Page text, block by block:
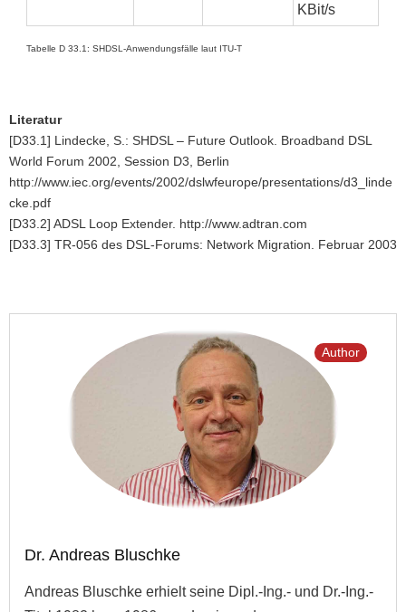
KBit/s
Tabelle D 33.1: SHDSL-Anwendungsfälle laut ITU-T
Literatur
[D33.1] Lindecke, S.: SHDSL – Future Outlook. Broadband DSL
World Forum 2002, Session D3, Berlin
http://www.iec.org/events/2002/dslwfeurope/presentations/d3_linde
cke.pdf
[D33.2] ADSL Loop Extender. http://www.adtran.com
[D33.3] TR-056 des DSL-Forums: Network Migration. Februar 2003
Dr. Andreas Bluschke
Andreas Bluschke erhielt seine Dipl.-Ing.- und Dr.-Ing.-
Author